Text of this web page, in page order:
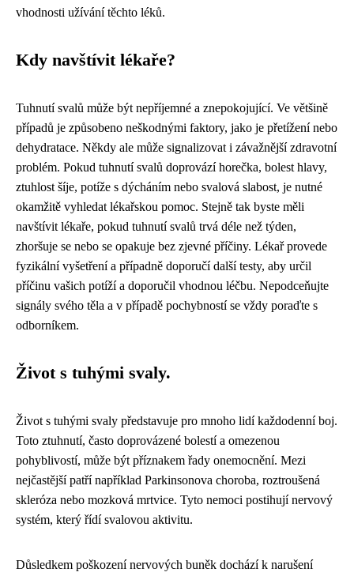
vhodnosti užívání těchto léků.
Kdy navštívit lékaře?
Tuhnutí svalů může být nepříjemné a znepokojující. Ve většině
případů je způsobeno neškodnými faktory, jako je přetížení nebo
dehydratace. Někdy ale může signalizovat i závažnější zdravotní
problém. Pokud tuhnutí svalů doprovází horečka, bolest hlavy,
ztuhlost šíje, potíže s dýcháním nebo svalová slabost, je nutné
okamžitě vyhledat lékařskou pomoc. Stejně tak byste měli
navštívit lékaře, pokud tuhnutí svalů trvá déle než týden,
zhoršuje se nebo se opakuje bez zjevné příčiny. Lékař provede
fyzikální vyšetření a případně doporučí další testy, aby určil
příčinu vašich potíží a doporučil vhodnou léčbu. Nepodceňujte
signály svého těla a v případě pochybností se vždy poraďte s
odborníkem.
Život s tuhými svaly.
Život s tuhými svaly představuje pro mnoho lidí každodenní boj.
Toto ztuhnutí, často doprovázené bolestí a omezenou
pohyblivostí, může být příznakem řady onemocnění. Mezi
nejčastější patří například Parkinsonova choroba, roztroušená
skleróza nebo mozková mrtvice. Tyto nemoci postihují nervový
systém, který řídí svalovou aktivitu.
Důsledkem poškození nervových buněk dochází k narušení